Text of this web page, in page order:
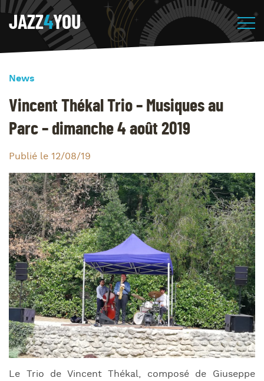
JAZZ4YOU
News
Vincent Thékal Trio – Musiques au
Parc – dimanche 4 août 2019
Publié le 12/08/19
Le Trio de Vincent Thékal, composé de Giuseppe